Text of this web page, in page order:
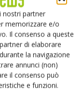
nostri partner
memorizzare e/o
Il consenso a queste
di elaborare
la navigazione
annunci (non)
il consenso può
e funzioni.